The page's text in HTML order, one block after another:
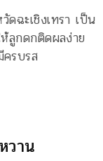
ฉะเชิงเทรา เป็น
ลูกดกติดผลง่าย
รบรส
วาน